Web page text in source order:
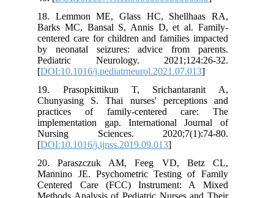
18. Lemmon ME, Glass HC, Shellhaas RA,
Barks MC, Bansal S, Annis D, et al. Family-
centered care for children and families impacted
by neonatal seizures: advice from parents.
Pediatric Neurology. 2021;124:26-32.
[DOI:10.1016/j.pediatrneurol.2021.07.013
19. Prasopkittikun T, Srichantaranit A,
Chunyasing S. Thai nurses' perceptions and
practices of family-centered care: The
implementation gap. International Journal of
Nursing Sciences. 2020;7(1):74-80.
[DOI:10.1016/j.ijnss.2019.09.013
20. Paraszczuk AM, Feeg VD, Betz CL,
Mannino JE. Psychometric Testing of Family
Centered Care (FCC) Instrument: A Mixed
Methods Analysis of Pediatric Nurses and Their